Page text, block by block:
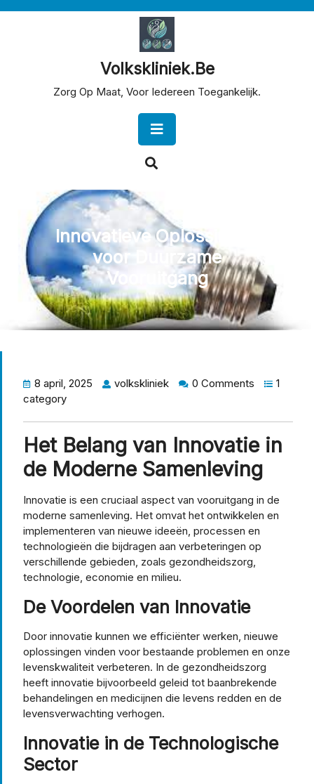
Volkskliniek.be
Zorg Op Maat, Voor Iedereen Toegankelijk.
Innovatieve Oplossingen
voor Duurzame
Vooruitgang
8 april, 2025 volkskliniek 0 Comments
1
category
Het Belang van Innovatie in
de Moderne Samenleving
Innovatie is een cruciaal aspect van vooruitgang in de
moderne samenleving. Het omvat het ontwikkelen en
implementeren van nieuwe ideeën, processen en
technologieën die bijdragen aan verbeteringen op
verschillende gebieden, zoals gezondheidszorg,
technologie, economie en milieu.
De Voordelen van Innovatie
Door innovatie kunnen we efficiënter werken, nieuwe
oplossingen vinden voor bestaande problemen en onze
levenskwaliteit verbeteren. In de gezondheidszorg
heeft innovatie bijvoorbeeld geleid tot baanbrekende
behandelingen en medicijnen die levens redden en de
levensverwachting verhogen.
Innovatie in de Technologische
Sector